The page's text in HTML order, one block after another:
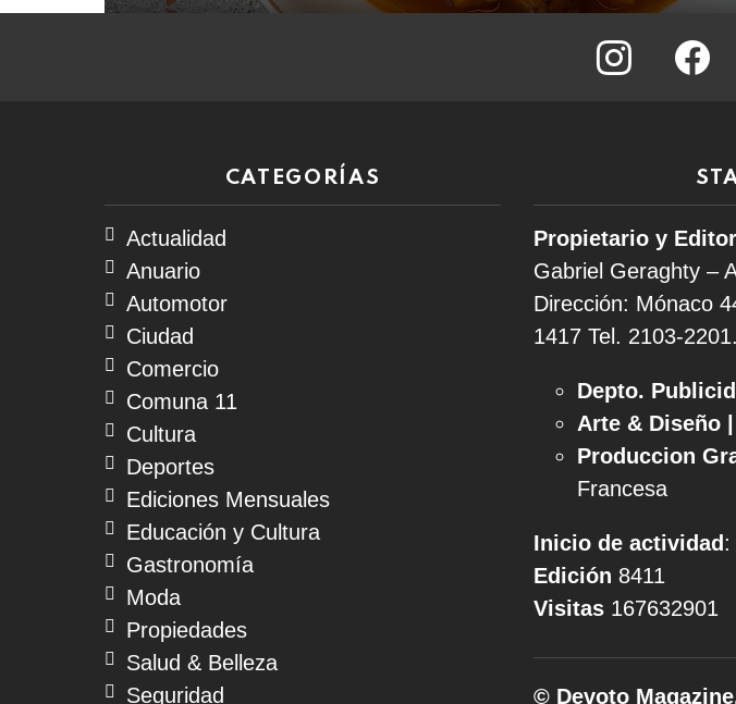
instagram
CATEGORÍAS
Actualidad
Anuario
Automotor
Ciudad
Comercio
Comuna 11
Cultura
Deportes
Ediciones Mensuales
Educación y Cultura
Gastronomía
Moda
Propiedades
Salud & Belleza
Seguridad
Propietario y
Gabriel Geraghty –
Dirección: Mónaco
1417 Tel. 2103-2201.
Depto.
Arte & Diseño |
Produccion
Francesa
Inicio de actividad :
Edición 8411
Visitas 167632901
© Devoto